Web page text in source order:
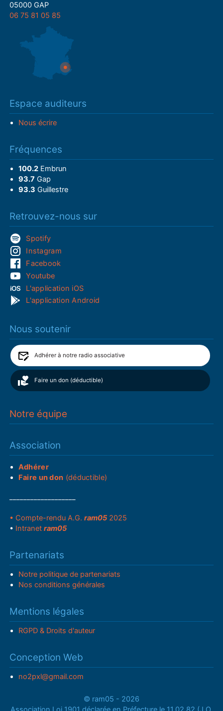
05000 GAP
06 75 81 05 85
Espace auditeurs
Nous écrire
Fréquences
100.2Embrun
93.7 Gap
93.3 Guillestre
Retrouvez-nous sur
Spotify
Instagram
Facebook
Youtube
L'application iOS
L'application Android
Nous soutenir
Adhérer à notre radio associative
Faire un don (déductible)
Notre équipe
Association
Adhérer
Faire un don (déductible)
• Compte-rendu A.G.ram05 2025
• Intranetram05
Partenariats
Notre politique de partenariats
Nos conditions générales
Mentions légales
RGPD & Droits d'auteur
Conception Web
no2pxl@gmail.com
© ram05 - 2026